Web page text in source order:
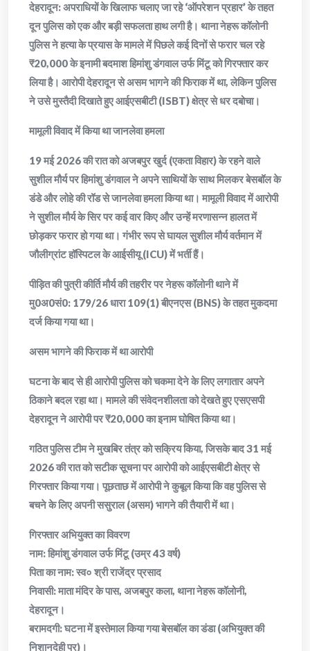
देहरादून: अपराधियों के खिलाफ चलाए जा रहे ‘ऑपरेशन प्रहार’ के तहत
दून पुलिस को एक और बड़ी सफलता हाथ लगी है। थाना नेहरू कॉलोनी
पुलिस ने हत्या के प्रयास के मामले में पिछले कई दिनों से फरार चल रहे
₹20,000 के इनामी बदमाश हिमांशु डंगवाल उर्फ मिंटू को गिरफ्तार कर
लिया है। आरोपी देहरादून से असम भागने की फिराक में था, लेकिन पुलिस
ने उसे मुस्तैदी दिखाते हुए आईएसबीटी (ISBT) क्षेत्र से धर दबोचा।
​मामूली विवाद में किया था जानलेवा हमला
​19 मई 2026 की रात को अजबपुर खुर्द (एकता विहार) के रहने वाले
सुशील मौर्य पर हिमांशु डंगवाल ने अपने साथियों के साथ मिलकर बेसबॉल के
डंडे और लोहे की रॉड से जानलेवा हमला किया था। मामूली विवाद में आरोपी
ने सुशील मौर्य के सिर पर कई वार किए और उन्हें मरणासन्न हालत में
छोड़कर फरार हो गया था। गंभीर रूप से घायल सुशील मौर्य वर्तमान में
जौलीग्रांट हॉस्पिटल के आईसीयू (ICU) में भर्ती हैं।
​पीड़ित की पुत्री कीर्ति मौर्य की तहरीर पर नेहरू कॉलोनी थाने में
मु0अ0सं0: 179/26 धारा 109(1) बीएनएस (BNS) के तहत मुकदमा
दर्ज किया गया था।
​असम भागने की फिराक में था आरोपी
​घटना के बाद से ही आरोपी पुलिस को चकमा देने के लिए लगातार अपने
ठिकाने बदल रहा था। मामले की संवेदनशीलता को देखते हुए एसएसपी
देहरादून ने आरोपी पर ₹20,000 का इनाम घोषित किया था।
​गठित पुलिस टीम ने मुखबिर तंत्र को सक्रिय किया, जिसके बाद 31 मई
2026 की रात को सटीक सूचना पर आरोपी को आईएसबीटी क्षेत्र से
गिरफ्तार किया गया। पूछताछ में आरोपी ने कुबूल किया कि वह पुलिस से
बचने के लिए अपनी ससुराल (असम) भागने की तैयारी में था।
​गिरफ्तार अभियुक्त का विवरण
​नाम: हिमांशु डंगवाल उर्फ मिंटू (उम्र 43 वर्ष)
​पिता का नाम: स्व० श्री राजेंद्र प्रसाद
​निवासी: माता मंदिर के पास, अजबपुर कला, थाना नेहरू कॉलोनी,
देहरादून।
​बरामदगी: घटना में इस्तेमाल किया गया बेसबॉल का डंडा (अभियुक्त की
निशानदेही पर)।